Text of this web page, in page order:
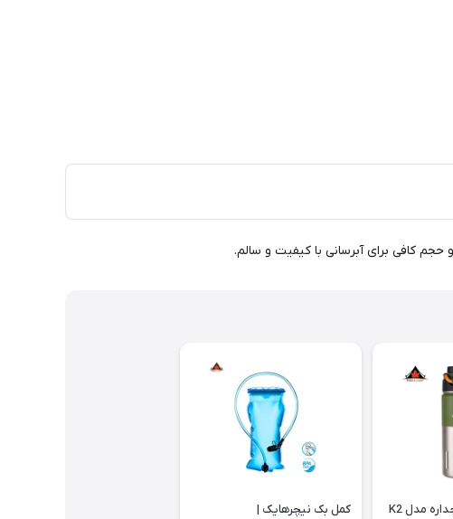
قمقمه سانتکو دو جداره مدل K2
کمل بک نیچرهایک |